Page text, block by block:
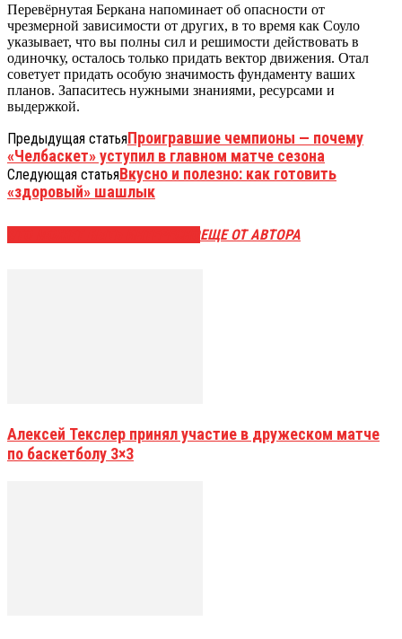
Перевёрнутая Беркана напоминает об опасности от
чрезмерной зависимости от других, в то время как Соуло
указывает, что вы полны сил и решимости действовать в
одиночку, осталось только придать вектор движения. Отал
советует придать особую значимость фундаменту ваших
планов. Запаситесь нужными знаниями, ресурсами и
выдержкой.
Предыдущая статьяПроигравшие чемпионы — почему
«Челбаскет» уступил в главном матче сезона
Следующая статьяВкусно и полезно: как готовить
«здоровый» шашлык
ЕЩЕ ОТ АВТОРА
Алексей Текслер принял участие в дружеском матче
по баскетболу 3×3